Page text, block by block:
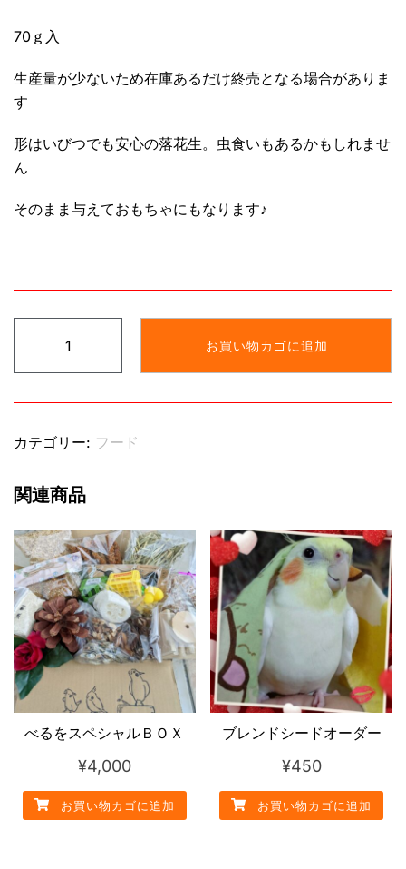
70ｇ入
生産量が少ないため在庫あるだけ終売となる場合がありま
す
形はいびつでも安心の落花生。虫食いもあるかもしれませ
ん
そのまま与えておもちゃにもなります♪
か
落
生
お買い物カゴに追加
カテゴリー: フード
関連商品
べるをスペシャルＢＯＸ
¥4,000
お買い物カゴに追加
ブレンドシードオーダー
¥450
お買い物カゴに追加